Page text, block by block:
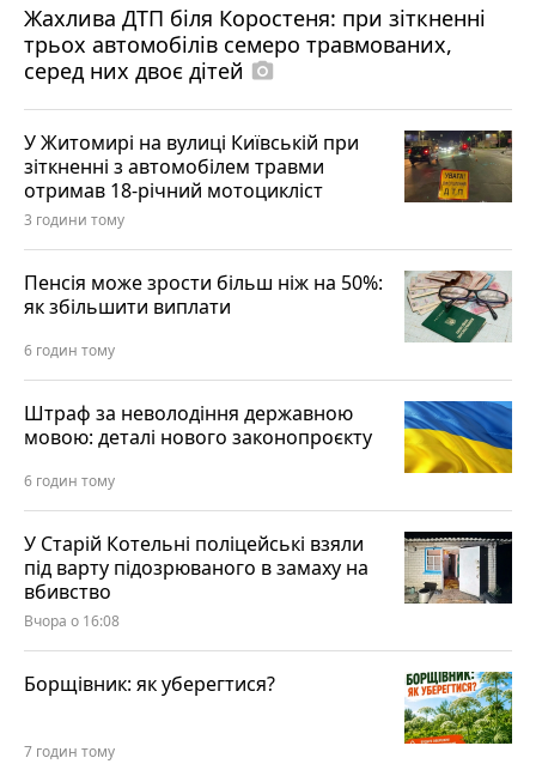
Жахлива ДТП біля Коростеня: при зіткненні
трьох автомобілів семеро травмованих,
серед них двоє дітей photo_camera
У Житомирі на вулиці Київській при
зіткненні з автомобілем травми
отримав 18-річний мотоцикліст
3 години тому
Пенсія може зрости більш ніж на 50%:
як збільшити виплати
6 годин тому
Штраф за неволодіння державною
мовою: деталі нового законопроєкту
6 годин тому
У Старій Котельні поліцейські взяли
під варту підозрюваного в замаху на
вбивство
Вчора о 16:08
Борщівник: як уберегтися?
7 годин тому